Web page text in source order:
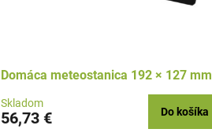
Domáca meteostanica 192 × 127 mm
Skladom
56,73 € Do košíka